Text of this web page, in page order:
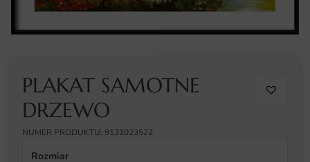
PLAKAT SAMOTNE
DRZEWO
NUMER PRODUKTU: 9131023522
Rozmiar